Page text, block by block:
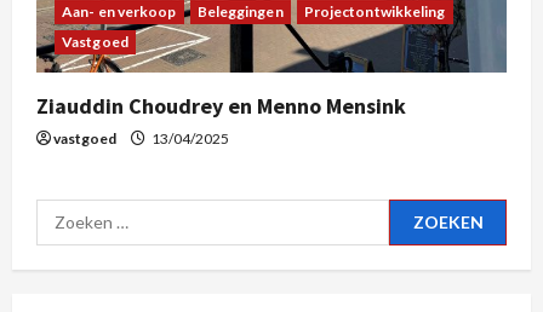
Aan- en verkoop Beleggingen
Projectontwikkeling
Vastgoed
Ziauddin Choudrey en Menno Mensink
vastgoed 13/04/2025